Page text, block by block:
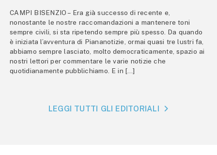
CAMPI BISENZIO – Era già successo di recente e,
nonostante le nostre raccomandazioni a mantenere toni
sempre civili, si sta ripetendo sempre più spesso. Da quando
è iniziata l’avventura di Piananotizie, ormai quasi tre lustri fa,
abbiamo sempre lasciato, molto democraticamente, spazio ai
nostri lettori per commentare le varie notizie che
quotidianamente pubblichiamo. E in […]
LEGGI TUTTI GLI EDITORIALI